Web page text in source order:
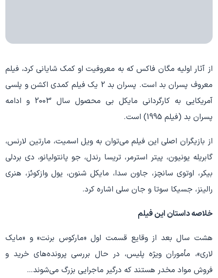
از آثار اولیه مگان فاکس که به معروفیت او کمک شایانی کرد، فیلم
معروف پسران بد است. پسران بد 2 یک فیلم کمدی اکشن و پلسی
آمریکایی به کارگردانی مایکل بی محصول سال 2003 و ادامه
پسران بد (فیلم 1995) است.
از بازیگران اصلی این فیلم می‌توان به ویل اسمیت، مارتین لارنس،
گابریله یونیون، پیتر استرمر، تریسا رندل، جو پانتولیانو، دی بردلی
بیکر، اوتوی سانچز، جاون سدا، مایکل شنون، یول وازکوئز، هنری
رالینز، جسیکا سوتا و جان سلی اشاره کرد.
خلاصه داستان این فیلم
هشت سال بعد از وقایع قسمت اول «مارکوس برنت» و «مایک
لاری»، مأموران ویژه پلیس، در حال بررسی پرونده‌های خرید و
فروش مواد مخدر هستند که درگیر ماجرایی بزرگ می‌شوند…